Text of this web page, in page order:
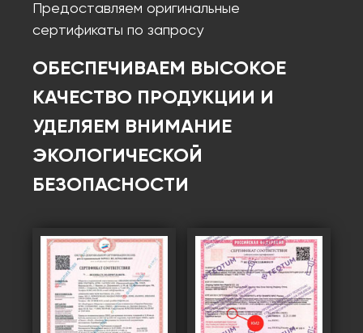
Предоставляем оригинальные
сертификаты по запросу
ОБЕСПЕЧИВАЕМ ВЫСОКОЕ
КАЧЕСТВО ПРОДУКЦИИ И
УДЕЛЯЕМ ВНИМАНИЕ
ЭКОЛОГИЧЕСКОЙ
БЕЗОПАСНОСТИ